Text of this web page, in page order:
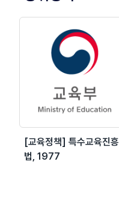
[교육정책] 특수교육진흥
법, 1977